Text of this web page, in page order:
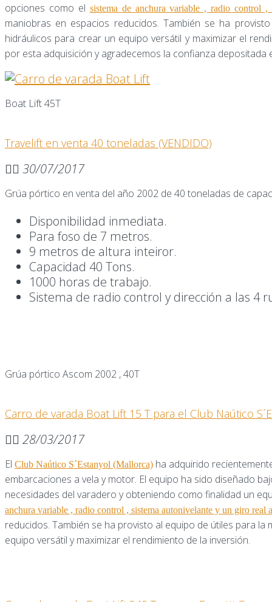
opciones como el sistema de anchura variable , radio control
maniobras en espacios reducidos. También se ha
hidráulicos para crear un equipo versátil y maximizar el
por esta adquisición y agradecemos la confianza depositada
Boat Lift 45T
Travelift en venta 40 toneladas (VENDIDO)
30/07/2017
Grúa pórtico en venta del año 2002 de 40 toneladas de
Disponibilidad inmediata.
Para foso de 7 metros.
9 metros de altura inteiror.
Capacidad 40 Tons.
1000 horas de trabajo.
Sistema de radio control y dirección a las 4
Grúa pórtico Ascom 2002 , 40T
Carro de varada Boat Lift 15 T para el Club Naútico
28/03/2017
El Club Naútico S´Estanyol (Mallorca) ha adquirido
embarcaciones a vela y motor. El equipo ha sido diseñado
necesidades del varadero y obteniendo como finalidad un
anchura variable , radio control , sistema autonivelante y un giro real
reducidos. También se ha provisto al equipo de útiles para
equipo versátil y maximizar el rendimiento de la inversión.